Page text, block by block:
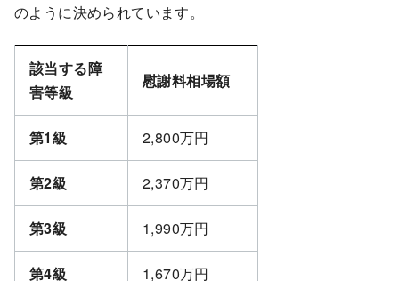
のように決められています。
該当する障
害等級
慰謝料相場額
第1級 2,800万円
第2級 2,370万円
第3級 1,990万円
第4級 1,670万円